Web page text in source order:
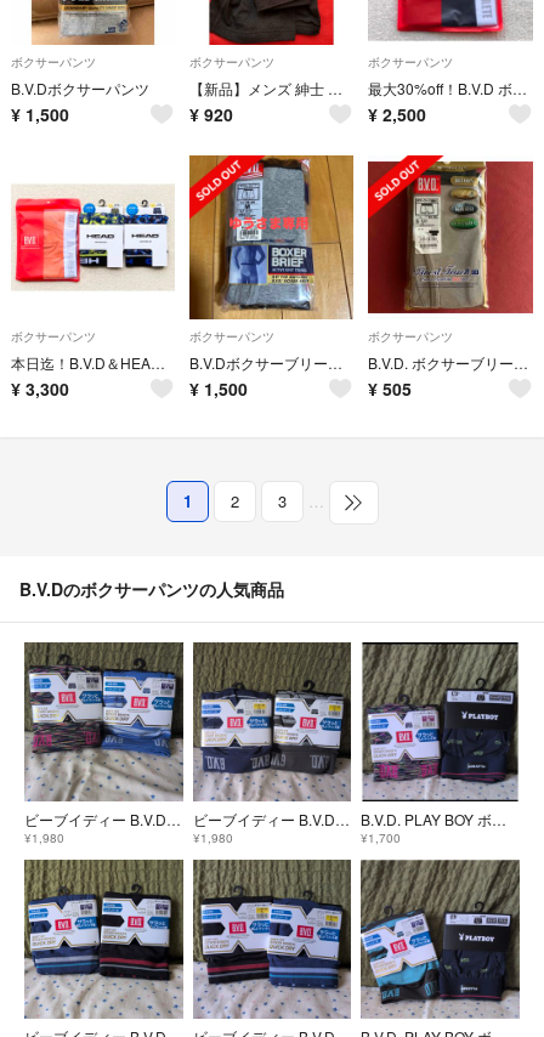
ボクサーパンツ
B.V.Dボクサーパンツ
¥ 1,500
ボクサーパンツ
【新品】メンズ 紳士 ボクサーパンツ 下着 ブリーフ パンツ L 前開き
¥ 920
ボクサーパンツ
最大30%off！B.V.D ボクサーパンツ Ｓ ローライズ＆メッシュ ネイビー
¥ 2,500
ボクサーパンツ
本日迄！B.V.D＆HEAD ボクサーパンツ Ｓサイズ 3枚セット
¥ 3,300
ボクサーパンツ
B.V.Dボクサーブリーフ 2枚組
¥ 1,500
ボクサーパンツ
B.V.D. ボクサーブリーフ Lサイズ
¥ 505
1 2 3 …
B.V.Dのボクサーパンツの人気商品
ビーブイディー B.V.D. ボクサーパンツ 2枚セット(メンズLL)
¥1,980
ビーブイディー B.V.D. ボクサーパンツ 2枚セット(メンズL)
¥1,980
B.V.D. PLAY BOY ボクサーパンツ 2枚セット(メンズM)
¥1,700